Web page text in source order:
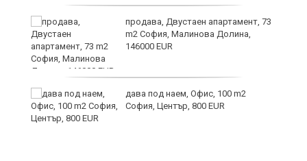
продава, Двустаен апартамент, 73
m2 София, Малинова Долина,
146000 EUR
дава под наем, Офис, 100 m2
София, Център, 800 EUR